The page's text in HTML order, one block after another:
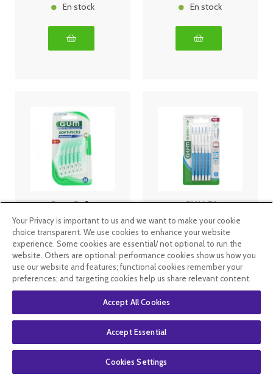
En stock En stock
Gum Soft-
Picks
Advanced
bâtonnets
interdentaires
x30
4.49 €
GUM Bi
Direction
Brossettes
Interdentaires
2014 par 6
4.99€
Your Privacy is important to us and we want to make your cookie
choice transparent. We use cookies to enhance your website
experience. Some cookies are essential/ not optional to run the
website. Others are optional: performance cookies show us how you
use our website and features; functional cookies remember your
preferences; and targeting cookies help us share relevant content.
Accept All Cookies
Accept Essential
Cookies Settings